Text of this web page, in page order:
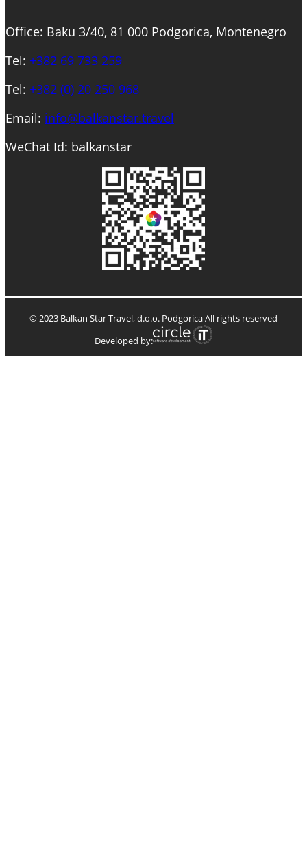
萄
酒
区！
Office: Baku 3/40, 81 000 Podgorica, Montenegro
Tel: +382 69 733 259
Tel: +382 (0) 20 250 968
Email: info@balkanstar.travel
WeChat Id: balkanstar
© 2023 Balkan Star Travel, d.o.o. Podgorica All rights reserved
Developed by: